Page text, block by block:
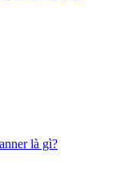
là gì?